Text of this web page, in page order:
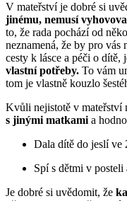
V mateřství je dobré si
jinému, nemusí
to, že rada pochází od
neznamená, že by pro vás
cesty k lásce a péči o dítě,
vlastní potřeby. To vám
tom je vlastně kouzlo
Kvůli nejistotě v mateřství
s jinými matkamia
Dala dítě do jeslí ve
Spí s dětmi v posteli
Je dobré si uvědomit, že